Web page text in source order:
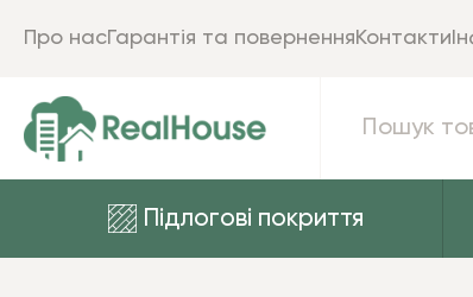
Підлогові покриття
Про насГарантія та поверненняКонтакти